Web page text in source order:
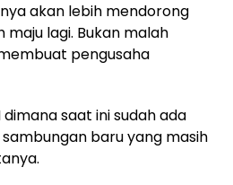
akan lebih mendorong
lagi. Bukan malah
pengusaha
dimana saat ini sudah ada
baru yang masih